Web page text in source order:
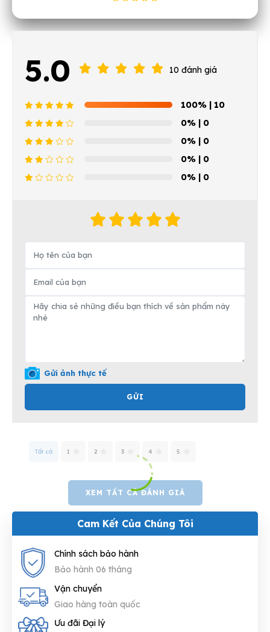
5.0 10 đánh giá
100% | 10
0% | 0
0% | 0
0% | 0
0% | 0
Gửi ảnh thực tế
GỬI
Tất cả 1 2 3 4 5
XEM TẤT CẢ ĐÁNH GIÁ
Cam Kết Của Chúng Tôi
Chính sách bảo hành
Bảo hành 06 tháng
Vận chuyển
Giao hàng toàn quốc
Ưu đãi Đại lý